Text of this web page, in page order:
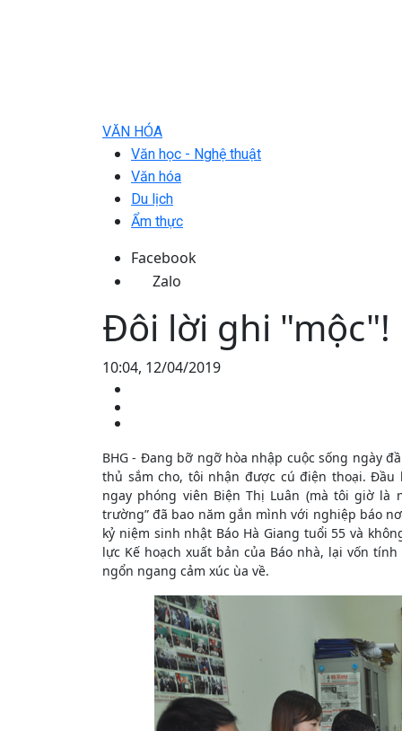
VĂN HÓA
Văn học - Nghệ thuật
Văn hóa
Du lịch
Ẩm thực
Facebook
Zalo
Đôi lời ghi "mộc"!
10:04, 12/04/2019
BHG - Đang bỡ ngỡ hòa nhập cuộc sống ngày
thủ sắm cho, tôi nhận được cú điện thoại.
ngay phóng viên Biện Thị Luân (mà tôi giờ là
trường” đã bao năm gắn mình với nghiệp báo
kỷ niệm sinh nhật Báo Hà Giang tuổi 55 và
lực Kế hoạch xuất bản của Báo nhà, lại vốn
ngổn ngang cảm xúc ùa về.